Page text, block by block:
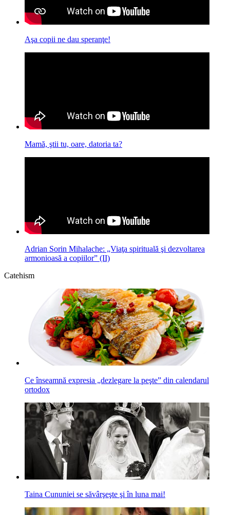
Aşa copii ne dau speranţe!
Mamă, ştii tu, oare, datoria ta?
Adrian Sorin Mihalache: „Viaţa spirituală şi dezvoltarea
armonioasă a copiilor” (II)
Catehism
Ce înseamnă expresia „dezlegare la peşte” din calendarul
ortodox
Taina Cununiei se săvârşeşte şi în luna mai!